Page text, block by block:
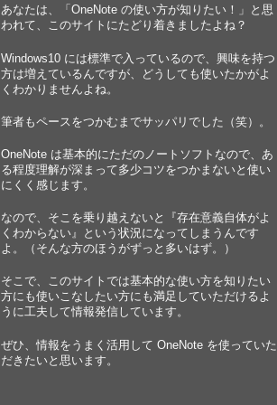
あなたは、「OneNote の使い方が知りたい！」と思
われて、このサイトにたどり着きましたよね？
Windows10 には標準で入っているので、興味を持つ
方は増えているんですが、どうしても使いたかがよ
くわかりませんよね。
筆者もペースをつかむまでサッパリでした（笑）。
OneNote は基本的にただのノートソフトなので、あ
る程度理解が深まって多少コツをつかまないと使い
にくく感じます。
なので、そこを乗り越えないと『存在意義自体がよ
くわからない』という状況になってしまうんです
よ。（そんな方のほうがずっと多いはず。）
そこで、このサイトでは基本的な使い方を知りたい
方にも使いこなしたい方にも満足していただけるよ
うに工夫して情報発信しています。
ぜひ、情報をうまく活用して OneNote を使っていた
だきたいと思います。